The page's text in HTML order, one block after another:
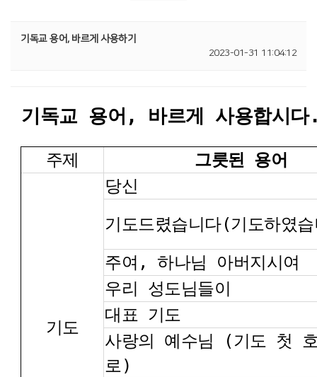
기독교 용어, 바르게 사용하기
2023-01-31 11:04:12
기독교 용어, 바르게 사용합시
주제 그릇된 용어
기도
당신
기도드렸습니다(기도하였
주여, 하나님 아버지시여
우리 성도님들이
대표 기도
사랑의 예수님 (기도 첫
로)